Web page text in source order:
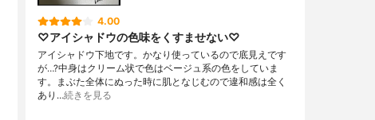
4.00
♡アイシャドウの色味をくすませない♡
アイシャドウ下地です。かなり使っているので底見えです
が…?中身はクリーム状で色はベージュ系の色をしていま
す。まぶた全体にぬった時に肌となじむので違和感は全く
あり…続きを見る